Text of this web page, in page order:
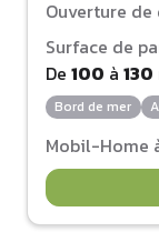
Ouverture
Surface de
De 100 à 130
Bord de mer
Mobil-Home